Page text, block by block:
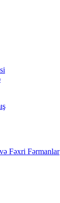
Fəxri Fərmanlar